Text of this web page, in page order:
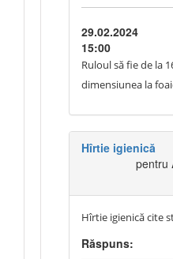
29.02.2024
15:00
Ruloul să fie de la
dimensiunea la
Hîrtie igienică
pentru
Hîrtie igienică cite
Răspuns: